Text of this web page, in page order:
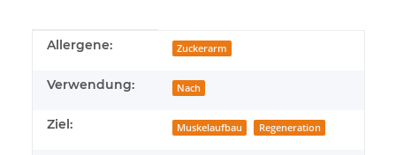
Produkteigenschaft
Wert
Allergene: Zuckerarm
Verwendung: Nach
Ziel: Muskelaufbau Regeneration